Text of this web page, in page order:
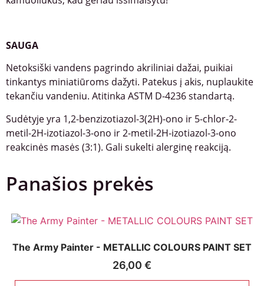
SAUGA
Netoksiški vandens pagrindo akriliniai dažai, puikiai
tinkantys miniatiūroms dažyti. Patekus į akis, nuplaukite
tekančiu vandeniu. Atitinka ASTM D-4236 standartą.
Sudėtyje yra 1,2-benzizotiazol-3(2H)-ono ir 5-chlor-2-
metil-2H-izotiazol-3-ono ir 2-metil-2H-izotiazol-3-ono
reakcinės masės (3:1). Gali sukelti alerginę reakciją.
Panašios prekės
The Army Painter - METALLIC COLOURS PAINT SET
26,00 €